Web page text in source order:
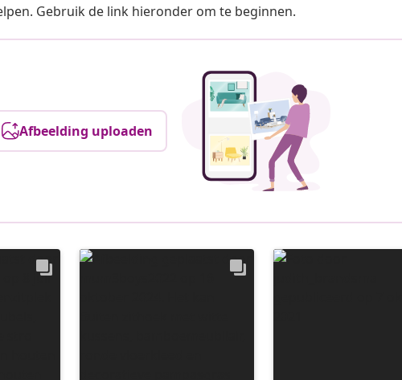
Gebruik de link hieronder om te beginnen.
Afbeelding uploaden